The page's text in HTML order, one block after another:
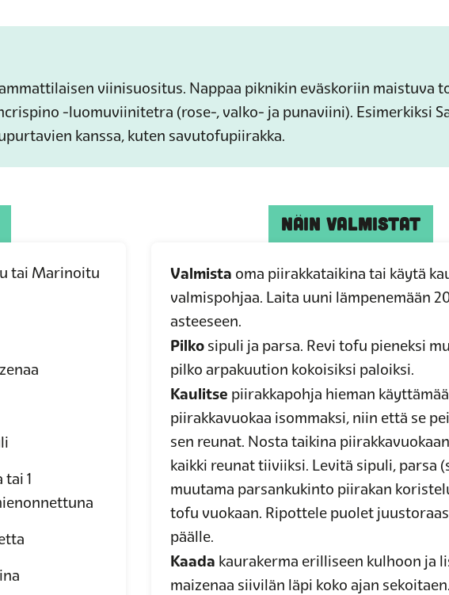
viinisuositus. Nappaa piknikin eväskoriin maistuva
-luomuviinitetra (rose-, valko- ja punaviini). Esimerkiksi
kanssa, kuten savutofupiirakka.
tai Marinoitu
1
NÄIN VALMISTAT
Valmista oma piirakkataikina tai käytä
valmispohjaa. Laita uuni lämpenemään
asteeseen.
Pilko sipuli ja parsa. Revi tofu pieneksi
pilko arpakuution kokoisiksi paloiksi.
Kaulitse piirakkapohja hieman
piirakkavuokaa isommaksi, niin että se
sen reunat. Nosta taikina
kaikki reunat tiiviiksi. Levitä sipuli, parsa
muutama parsankukinto piirakan
tofu vuokaan. Ripottele puolet
päälle.
Kaada kaurakerma erilliseen kulhoon ja
maizenaa siivilän läpi koko ajan